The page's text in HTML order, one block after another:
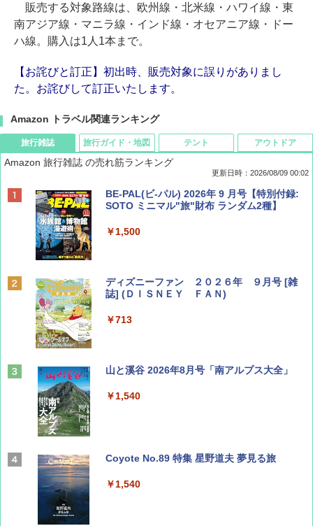
販売する対象路線は、欧州線・北米線・ハワイ線・東
南アジア線・マニラ線・インド線・オセアニア線・ドー
ハ線。購入は1人1本まで。
【お詫びと訂正】初出時、販売対象に誤りがありまし
た。お詫びして訂正いたします。
Amazon トラベル関連ランキング
旅行雑誌
Amazon 旅行雑誌 の売れ筋ランキング
更新日時：2026/08/09 00:02
BE-PAL(ビ-パル) 2026年 9 月号【特別付録:
SOTO ミニマル"旅"財布 ランダム2種】
￥1,500
ディズニーファン ２０２６年 ９月号 [雑
誌] (ＤＩＳＮＥＹ ＦＡＮ)
￥713
山と溪谷 2026年8月号「南アルプス大全」
￥1,540
Coyote No.89 特集 星野道夫 夢見る旅
￥1,540
旅行ガイド・地図 テント アウトドア